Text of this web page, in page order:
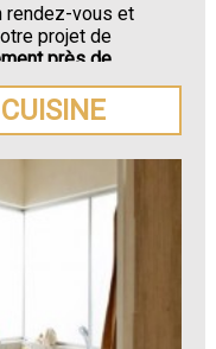
rendez-vous et
projet de
près de